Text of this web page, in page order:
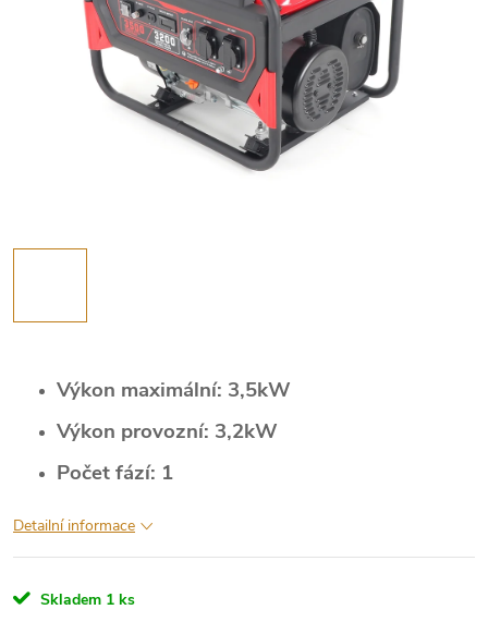
Výkon maximální: 3,5kW
Výkon provozní: 3,2kW
Počet fází: 1
Detailní informace
Skladem 1 ks